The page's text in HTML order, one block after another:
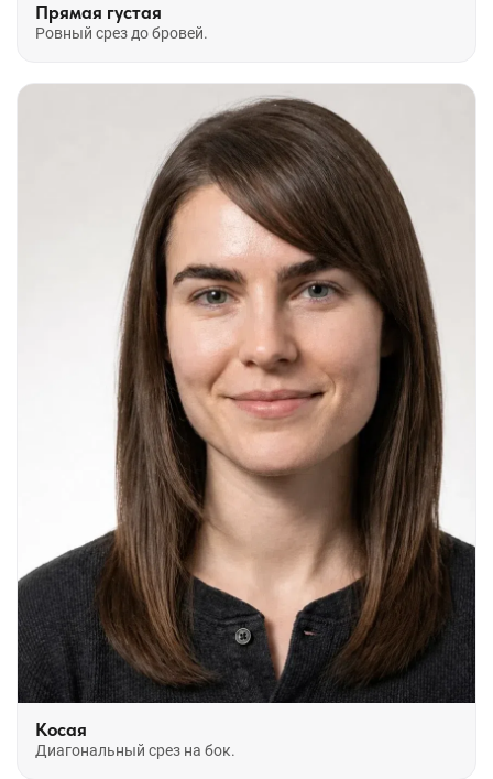
Прямая густая
Ровный срез до бровей.
Косая
Диагональный срез на бок.